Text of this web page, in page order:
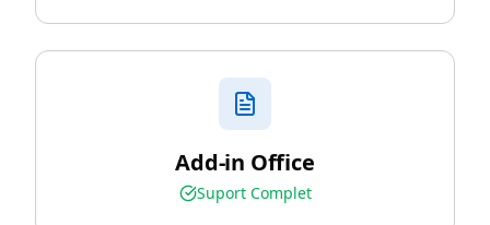
Add-in Office
Suport Complet